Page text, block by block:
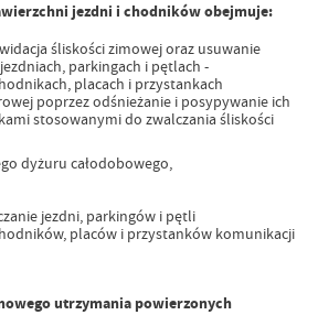
jezdni i chodników obejmuje:
śliskości zimowej oraz usuwanie
parkingach i pętlach -
placach i przystankach
poprzez odśnieżanie i posypywanie ich
stosowanymi do zwalczania śliskości
dyżuru całodobowego,
jezdni, parkingów i pętli
placów i przystanków komunikacji
utrzymania powierzonych